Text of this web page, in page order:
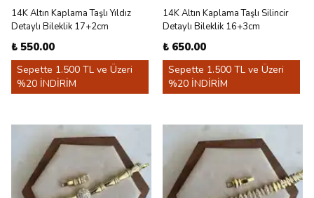
14K Altın Kaplama Taşlı Yıldız
Detaylı Bileklik 17+2cm
₺ 550.00
Sepette 1.500 TL ve Üzeri
%20 İNDİRİM
14K Altın Kaplama Taşlı Silincir
Detaylı Bileklik 16+3cm
₺ 650.00
Sepette 1.500 TL ve Üzeri
%20 İNDİRİM